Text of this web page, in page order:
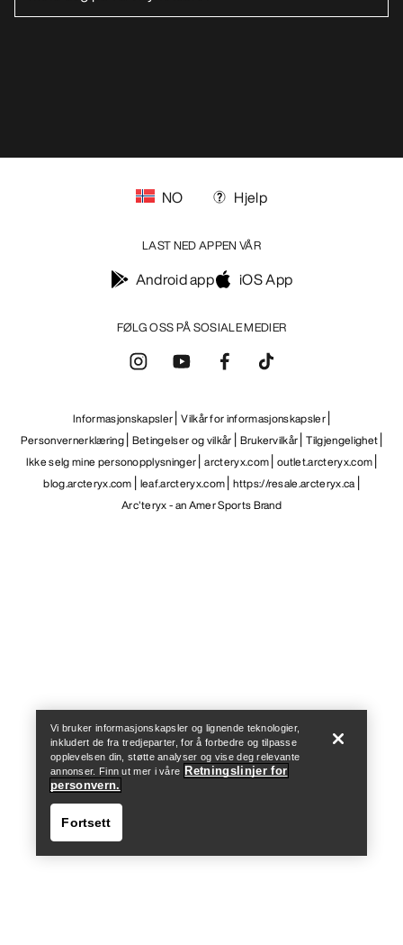
FØLG OSS PÅ SOSIALE MEDIER
NO Hjelp
LAST NED APPEN VÅR
Android app iOS App
Informasjonskapsler Vilkår for informasjonskapsler
Personvernerklæring Betingelser og vilkår Brukervilkår Tilgjengelighet
Ikke selg mine personopplysninger arcteryx.com outlet.arcteryx.com
blog.arcteryx.com leaf.arcteryx.com https://resale.arcteryx.ca
Arc'teryx - an Amer Sports Brand
Vi bruker informasjonskapsler og lignende teknologier,
inkludert de fra tredjeparter, for å forbedre og tilpasse
opplevelsen din, støtte analyser og vise deg relevante
annonser. Finn ut mer i våre Retningslinjer for
personvern.
Fortsett